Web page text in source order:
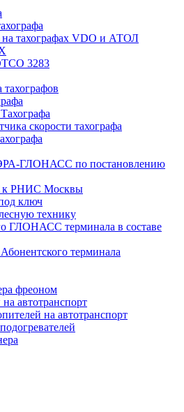
на тахографах VDO и АТОЛ
3283
тахографов
скорости тахографа
ГЛОНАСС по постановлению
РНИС Москвы
ключ
технику
ГЛОНАСС терминала в составе
терминала
фреоном
автотранспорт
на автотранспорт